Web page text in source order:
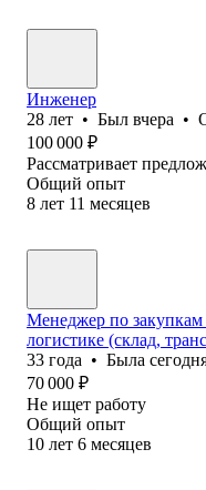
Инженер
28 лет • Был вчера •
100 000 ₽
Рассматривает
Общий опыт
8 лет 11 месяцев
Менеджер по закупкам
логистике (склад,
33 года • Была
70 000 ₽
Не ищет работу
Общий опыт
10 лет 6 месяцев